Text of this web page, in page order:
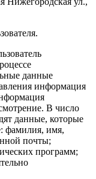
данные
информация
В число
данные, которые
фамилия, имя,
почты;
программ;